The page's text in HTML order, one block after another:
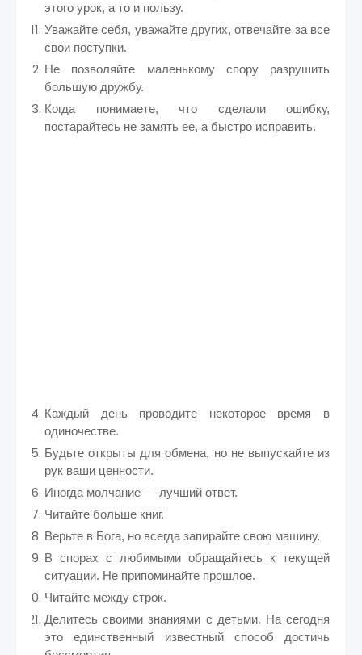
этого урок, а то и пользу.
Уважайте себя, уважайте других, отвечайте за все
свои поступки.
Не позволяйте маленькому спору разрушить
большую дружбу.
Когда понимаете, что сделали ошибку,
постарайтесь не замять ее, а быстро исправить.
Каждый день проводите некоторое время в
одиночестве.
Будьте открыты для обмена, но не выпускайте из
рук ваши ценности.
Иногда молчание — лучший ответ.
Читайте больше книг.
Верьте в Бога, но всегда запирайте свою машину.
В спорах с любимыми обращайтесь к текущей
ситуации. Не припоминайте прошлое.
Читайте между строк.
Делитесь своими знаниями с детьми. На сегодня
это единственный известный способ достичь